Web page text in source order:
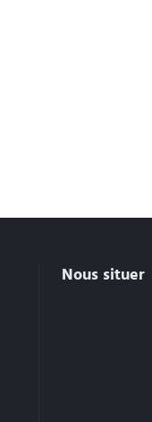
Nous situer